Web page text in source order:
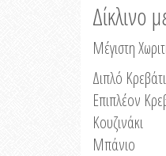
Δίκλινο
Μέγιστη
Διπλό Κρεβάτι
Επιπλέον
Κουζινάκι
Μπάνιο